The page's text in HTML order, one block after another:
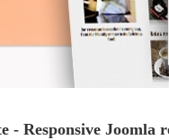
- Responsive Joomla